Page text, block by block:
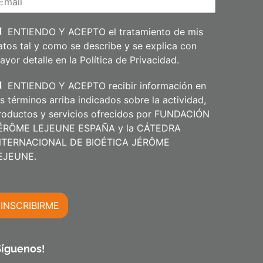
l
i
o
s
ENTIENDO Y ACEPTO el tratamiento de mis
tal y como se describe y se explica con
detalle en la Política de Privacidad.
ENTIENDO Y ACEPTO recibir información en
términos arriba indicados sobre la actividad,
y servicios ofrecidos por FUNDACIÓN
LEJEUNE ESPAÑA y la CÁTEDRA
DE BIOÉTICA JÉRÔME
INSCRIBIRME